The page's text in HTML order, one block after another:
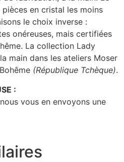
en cristal les moins
le choix inverse :
onéreuses, mais certifiées
La collection Lady
main dans les ateliers Moser
(République Tchèque).
:
vous en envoyons une